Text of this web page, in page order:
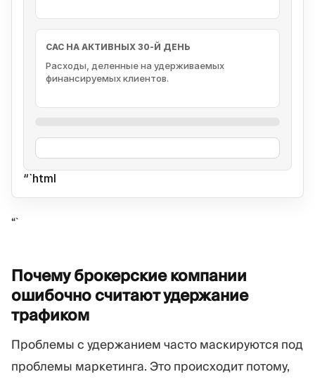
CAC НА АКТИВНЫХ 30-Й ДЕНЬ
Расходы, деленные на удерживаемых
финансируемых клиентов.
“`html
“`
Почему брокерские компании
ошибочно считают удержание
трафиком
Проблемы с удержанием часто маскируются под
проблемы маркетинга. Это происходит потому,